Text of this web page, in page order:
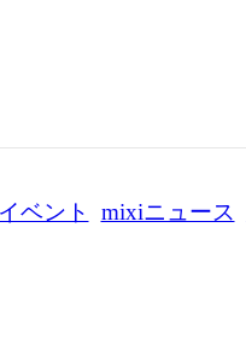
イベント mixiニュース